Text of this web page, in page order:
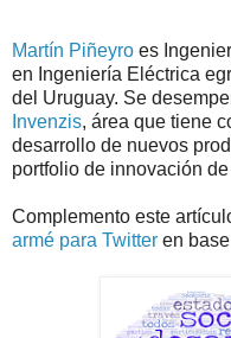
Martín Piñeyro es
en Ingeniería Eléctrica
del Uruguay. Se
Invenzis, área que tiene
desarrollo de nuevos
portfolio de innovación de
Complemento este
armé para Twitter en